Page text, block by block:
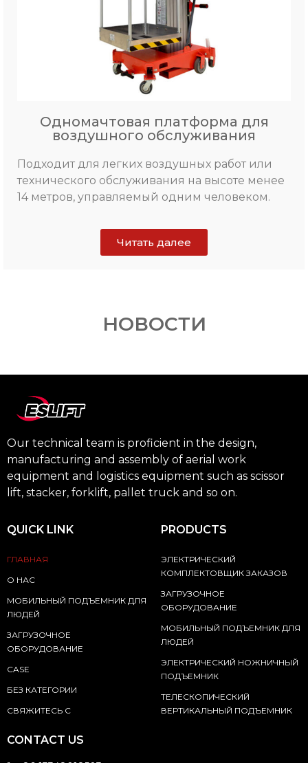
Одномачтовая платформа для
воздушного обслуживания
Подходит для легких воздушных работ или
технического обслуживания на высоте менее
14 метров, управляемый одним человеком.
Читать далее
НОВОСТИ
Our technical team is proficient in the design,
manufacturing and assembly of aerial work
equipment and logistics equipment such as scissor
lift, stacker, forklift, pallet truck and so on.
QUICK LINK
ГЛАВНАЯ
О НАС
МОБИЛЬНЫЙ ПОДЪЕМНИК ДЛЯ
ЛЮДЕЙ
ЗАГРУЗОЧНОЕ
ОБОРУДОВАНИЕ
CASE
БЕЗ КАТЕГОРИИ
СВЯЖИТЕСЬ С
PRODUCTS
ЭЛЕКТРИЧЕСКИЙ
КОМПЛЕКТОВЩИК ЗАКАЗОВ
ЗАГРУЗОЧНОЕ
ОБОРУДОВАНИЕ
МОБИЛЬНЫЙ ПОДЪЕМНИК ДЛЯ
ЛЮДЕЙ
ЭЛЕКТРИЧЕСКИЙ НОЖНИЧНЫЙ
ПОДЪЕМНИК
ТЕЛЕСКОПИЧЕСКИЙ
ВЕРТИКАЛЬНЫЙ ПОДЪЕМНИК
CONTACT US